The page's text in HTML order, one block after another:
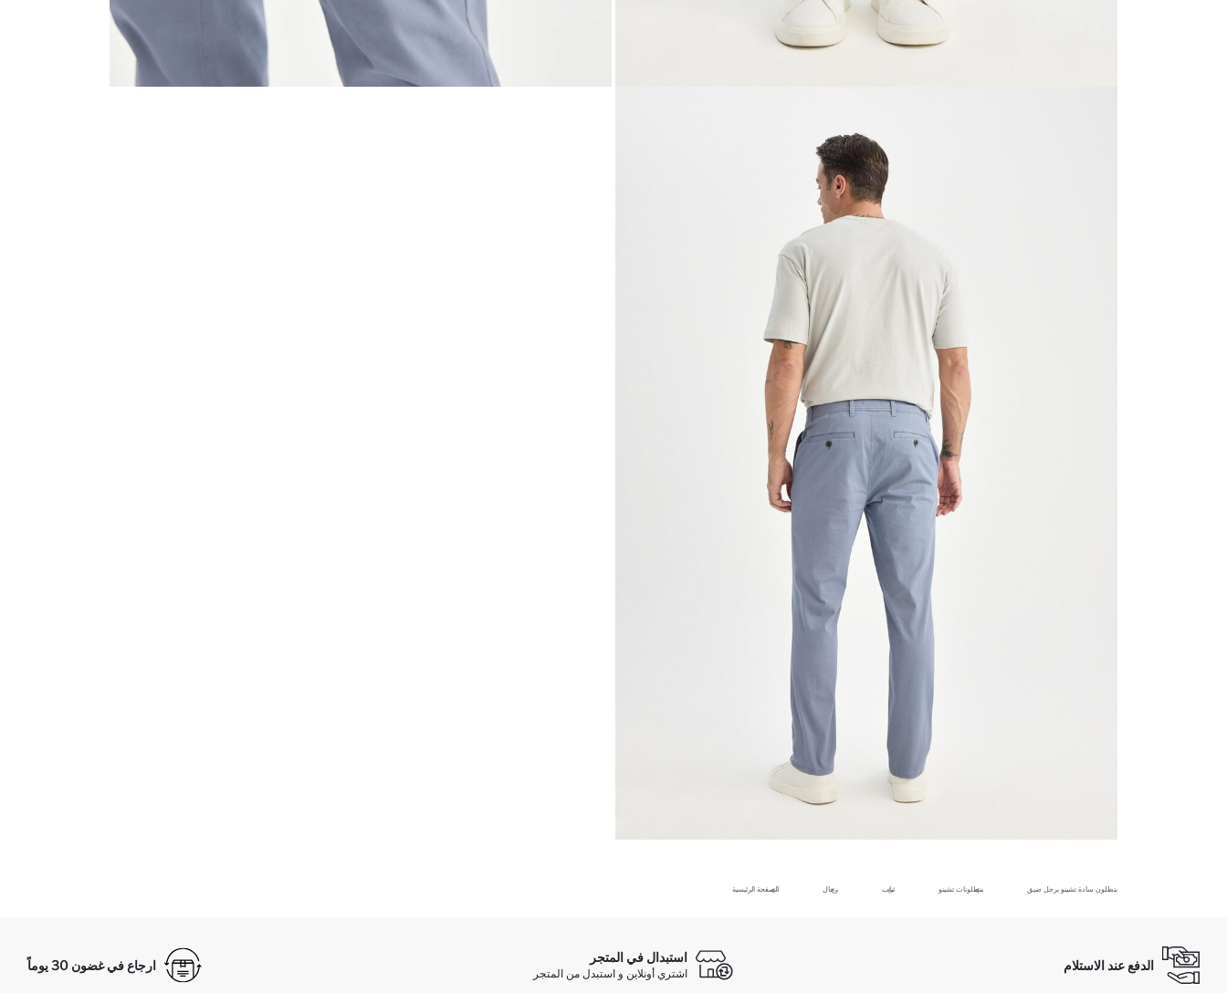
الصفحة الرئيسية رجال ثياب بنطلونات تشينو بنطلون سادة تشينو برجل ضيق
الدفع عند الاستلام
استبدال في المتجر
اشتري أونلاين و استبدل من المتجر
ارجاع في غضون 30 يوماً